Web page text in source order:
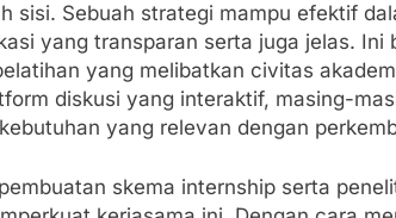
sisi. Sebuah strategi mampu efektif
yang transparan serta juga jelas.
yang melibatkan civitas
diskusi yang interaktif, masing-
yang relevan dengan
skema internship serta